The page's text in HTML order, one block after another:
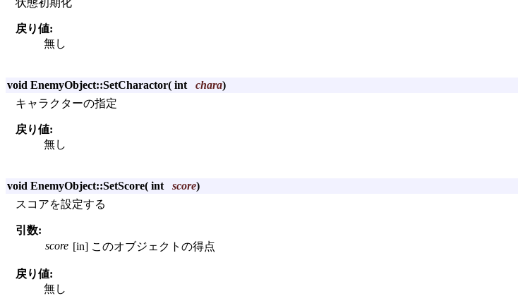
状態初期化
戻り値:
無し
void EnemyObject::SetCharactor( int chara)
キャラクターの指定
戻り値:
無し
void EnemyObject::SetScore( int score)
スコアを設定する
引数:
score [in] このオブジェクトの得点
戻り値:
無し